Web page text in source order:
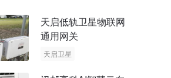
天启低轨卫星物联网
通用网关
天启卫星